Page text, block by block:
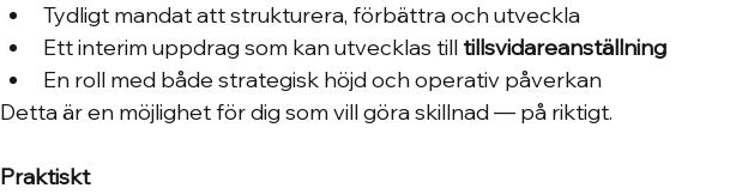
Tydligt mandat att strukturera, förbättra och utveckla
Ett interim uppdrag som kan utvecklas till tillsvidareanställning
En roll med både strategisk höjd och operativ påverkan
Detta är en möjlighet för dig som vill göra skillnad — på riktigt.
Praktiskt